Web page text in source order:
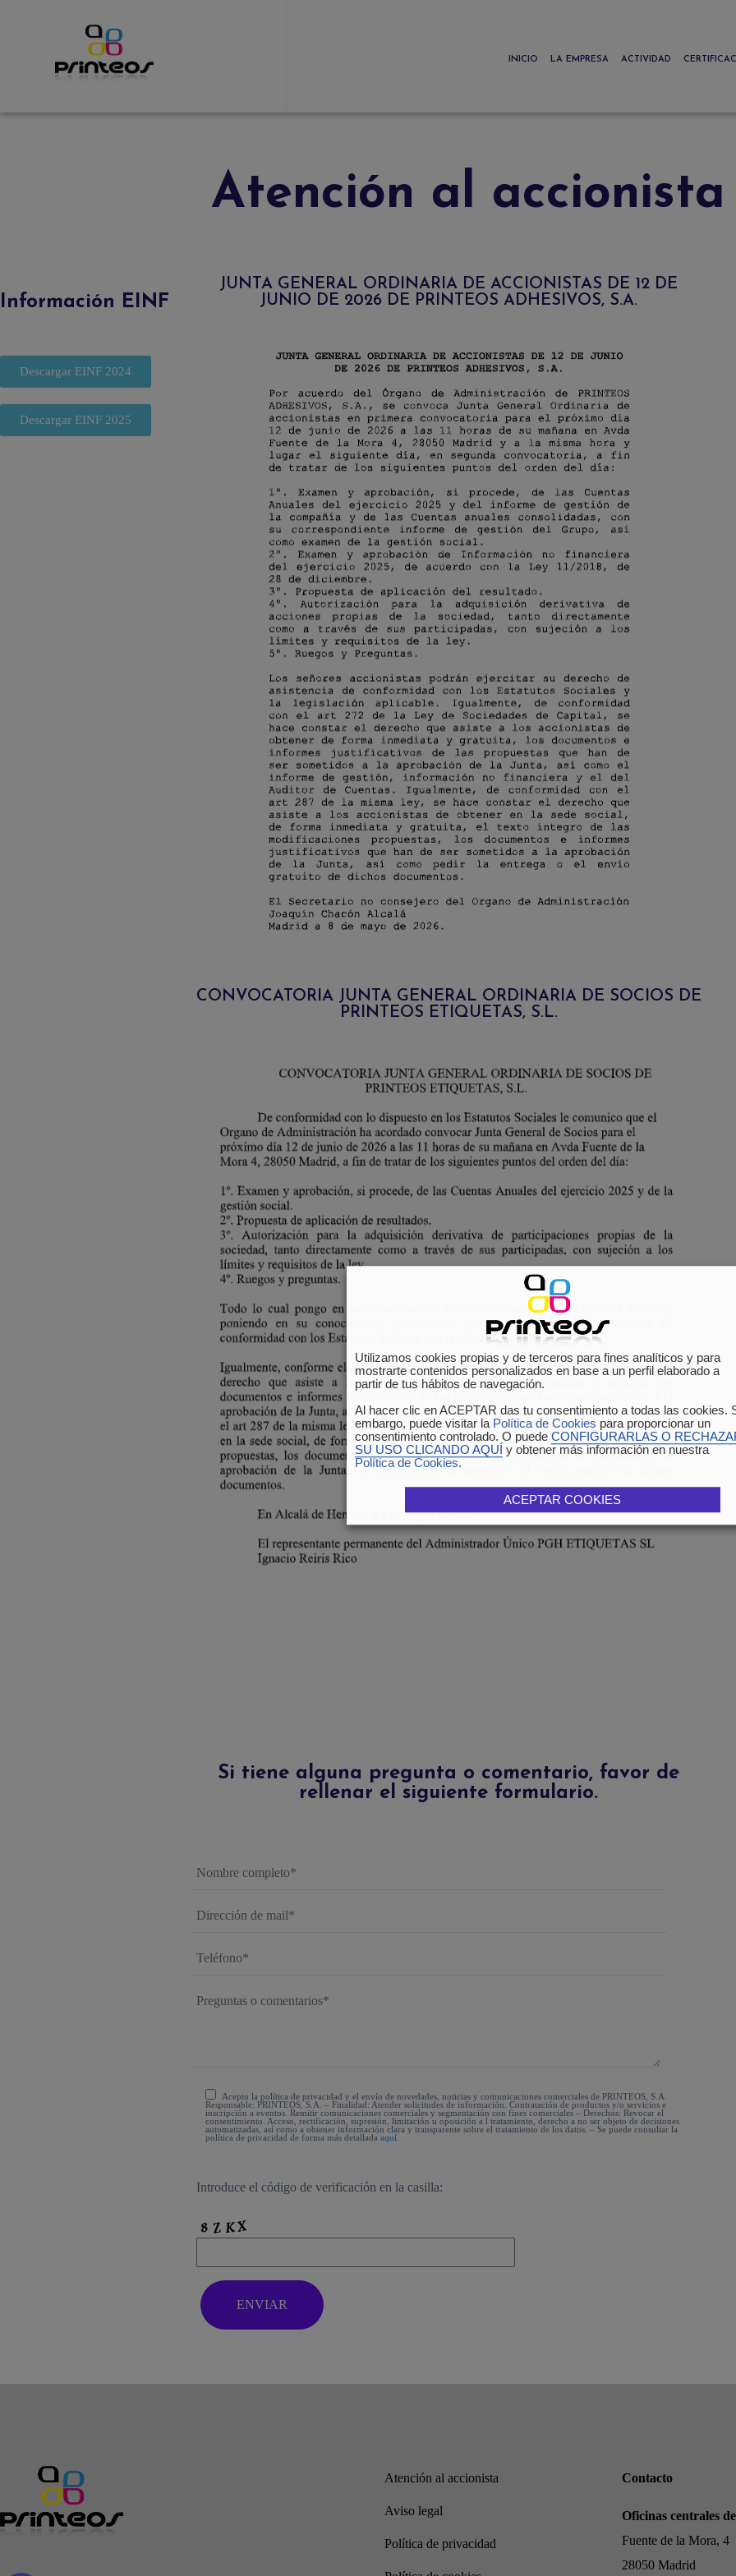
INICIO LA EMPRESA ACTIVIDAD
Atención al accionista
Información EINF
Descargar EINF 2024
Descargar EINF 2025
JUNTA GENERAL ORDINARIA DE ACCIONISTAS DE 12 DE
JUNIO DE 2026 DE PRINTEOS ADHESIVOS, S.A.
CONVOCATORIA JUNTA GENERAL ORDINARIA DE SOCIOS DE
PRINTEOS ETIQUETAS, S.L.
Si tiene alguna pregunta o comentario, favor de
rellenar el siguiente formulario.
Acepto la política de privacidad y el envío de novedades, noticias y comunicaciones comerciales de PRINTEOS, S.A.
Responsable: PRINTEOS, S.A. – Finalidad: Atender solicitudes de información. Contratación de productos y/o servicios e
inscripción a eventos. Remitir comunicaciones comerciales y segmentación con fines comerciales – Derechos: Revocar el
consentimiento. Acceso, rectificación, supresión, limitación u oposición a l tratamiento, derecho a no ser objeto de decisiones
automatizadas, así como a obtener información clara y transparente sobre el tratamiento de los datos. – Se puede consultar la
política de privacidad de forma más detallada aquí.
Introduce el código de verificación en la casilla:
Atención al accionista
Aviso legal
Política de privacidad
Contacto
Oficinas centrales
Fuente de la Mora, 4
28050 Madrid
Utilizamos cookies propias y de terceros para fines analíticos y para
mostrarte contenidos personalizados en base a un perfil elaborado a
partir de tus hábitos de navegación.
Al hacer clic en ACEPTAR das tu consentimiento a todas las cookies.
embargo, puede visitar la Política de Cookies para proporcionar un
consentimiento controlado. O puede CONFIGURARLAS O
SU USO CLICANDO AQUÍ y obtener más información en nuestra
Política de Cookies.
ACEPTAR COOKIES